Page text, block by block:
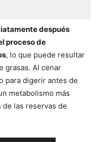
después
proceso de
, lo que puede resultar
grasas. Al cenar
para digerir antes de
metabolismo más
las reservas de